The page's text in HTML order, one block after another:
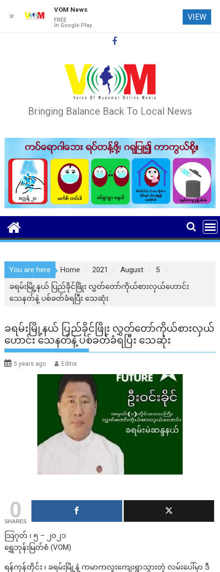
Bringing Balance Back To Local News
You are here Home 2021 August
5
ခရမ်းမြို့နယ် ပြည်ခိုင်ဖြိုး လွှတ်တော်ကိုယ်စားလှယ်ဟောင်း
သေနတ်နဲ့ ပစ်ခတ်ခံရပြီး သေဆုံး
ခရမ်းမြို့နယ် ပြည်ခိုင်ဖြိုး လွှတ်တော်ကိုယ်စားလှယ်
ဟောင်း သေနတ်နဲ့ ပစ်ခတ်ခံရပြီး သေဆုံး
5 years ago Editor
0
SHARES
သြဂုတ် ၊ ၅ – ၂၀၂၁
ရွှေဘုန်းမြတ်စံ (VOM)
ရန်ကုန်တိုင်း ၊ ခရမ်းမြို့နဲ့ ကမာကလူးကျေးရွာသွားတဲ့ လမ်းပေါ်မှာ ဒီ
✕
VOM News
FREE
In Google Play
VIEW